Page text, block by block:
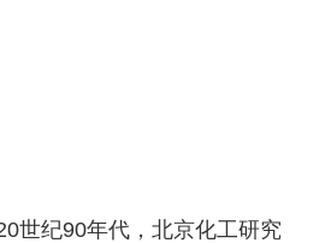
世纪90年代，北京化工研究